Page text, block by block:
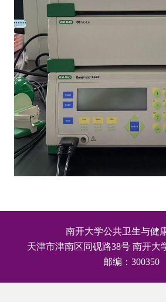
南开大学公共卫生与健
天津市津南区同砚路38号 南开大
邮编：300350